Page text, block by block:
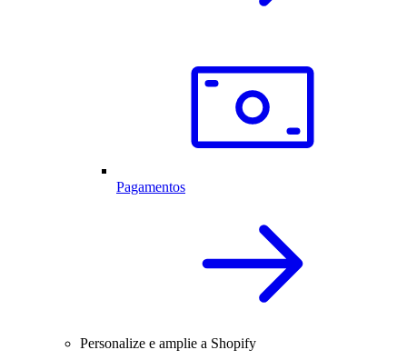
Pagamentos
Personalize e amplie a Shopify